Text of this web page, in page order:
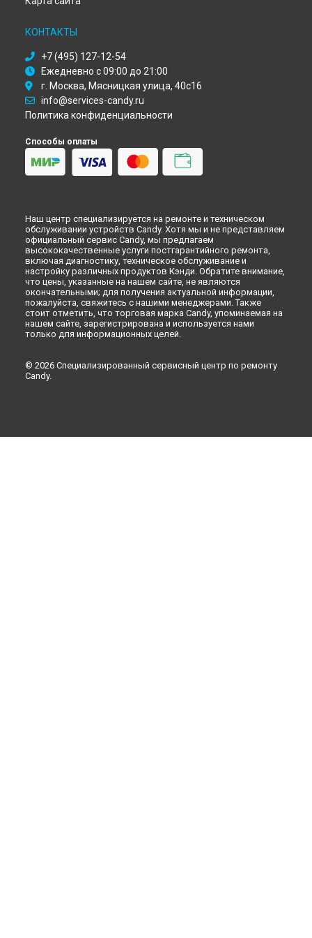
Ремонт микроволновой печи CMG 22 DS Candy в
Ремонт микроволновой печи CMG 22 DS Candy в
Ремонт микроволновой печи CMG 22 DS Candy в
Новокузнецке
Ремонт микроволновой печи CMG 22 DS Candy в
Ремонт микроволновой печи CMG 22 DS Candy в
Набережных Челнах
Ремонт микроволновой печи CMG 22 DS Candy в
КОНТАКТЫ
+7 (495) 127-12-54
Ежедневно с 09:00 до 21:00
г. Москва, Мясницкая улица, 40с16
info@services-candy.ru
Политика конфиденциальности
Способы оплаты
Наш центр специализируется на ремонте и техническом
обслуживании устройств Candy. Хотя мы и не представляем
официальный сервис Candy, мы предлагаем
высококачественные услуги постгарантийного ремонта,
включая диагностику, техническое обслуживание и
настройку различных продуктов Кэнди. Обратите внимание,
что цены, указанные на нашем сайте, не являются
окончательными; для получения актуальной информации,
пожалуйста, свяжитесь с нашими менеджерами. Также
стоит отметить, что торговая марка Candy, упоминаемая на
нашем сайте, зарегистрирована и используется нами
только для информационных целей.
© 2026 Специализированный сервисный центр по ремонту
Candy.